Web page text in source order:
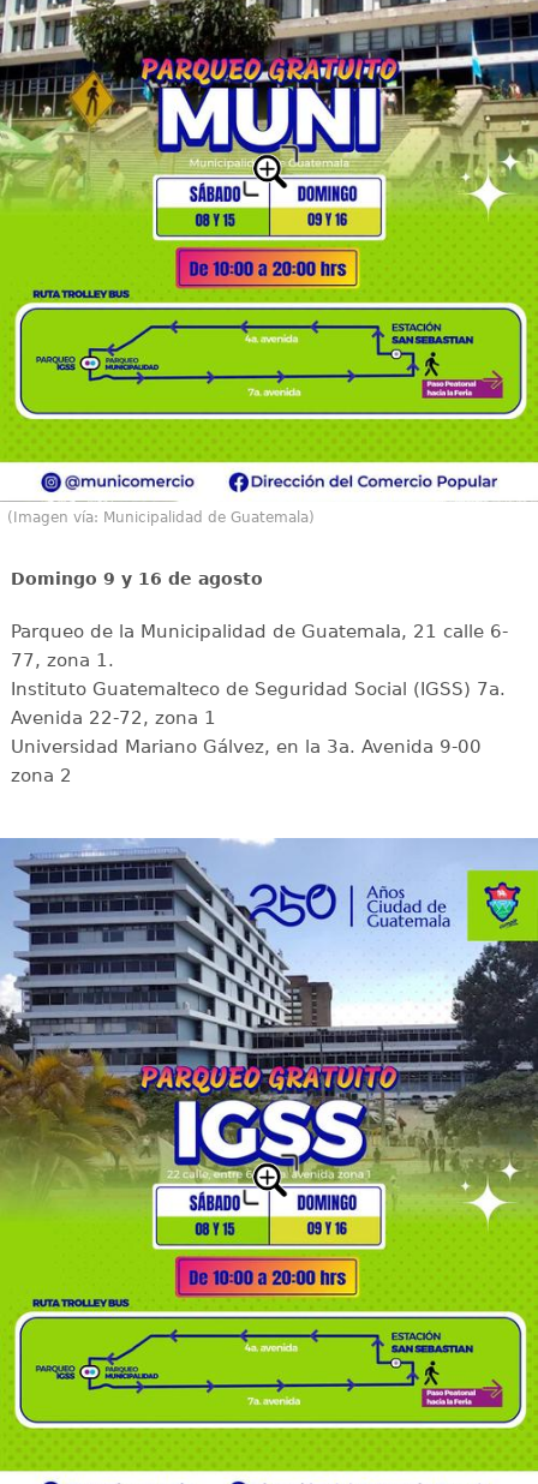
(Imagen vía: Municipalidad de Guatemala)
Domingo 9 y 16 de agosto
Parqueo de la Municipalidad de Guatemala, 21 calle 6-
77, zona 1.
Instituto Guatemalteco de Seguridad Social (IGSS) 7a.
Avenida 22-72, zona 1
Universidad Mariano Gálvez, en la 3a. Avenida 9-00
zona 2